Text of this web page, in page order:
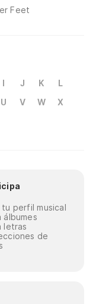
Feet
I J K
L
U V W
X
tu perfil musical
álbumes
letras
de